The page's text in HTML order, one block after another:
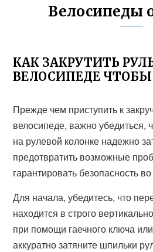
Велосипеды
КАК ЗАКРУТИТЬ
ВЕЛОСИПЕДЕ
Прежде чем приступить к
велосипеде, важно убедиться,
на рулевой колонке надежно
предотвратить возможные
гарантировать безопасность
Для начала, убедитесь, что
находится в строго
при помощи гаечного ключа
аккуратно затяните шпильки